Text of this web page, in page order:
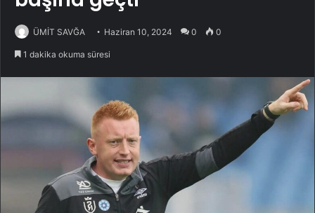
ÜMİT SAVĞA Haziran 10, 2024 0 0
1 dakika okuma süresi